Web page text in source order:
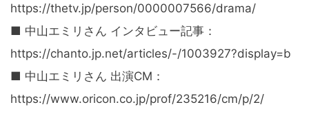
https://thetv.jp/person/0000007566/drama/
■ 中山エミリさん インタビュー記事：
https://chanto.jp.net/articles/-/1003927?display=b
■ 中山エミリさん 出演CM：
https://www.oricon.co.jp/prof/235216/cm/p/2/